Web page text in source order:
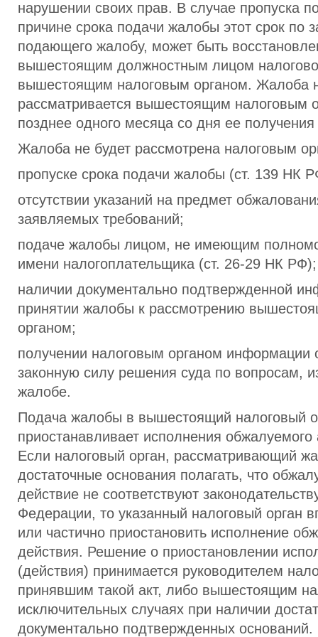
нарушении своих прав. В случае пропуска
причине срока подачи жалобы этот срок по
подающего жалобу, может быть
вышестоящим должностным лицом
вышестоящим налоговым органом. Жалоба
рассматривается вышестоящим налоговым
позднее одного месяца со дня ее
Жалоба не будет рассмотрена налоговым
пропуске срока подачи жалобы (ст. 139 НК
отсутствии указаний на предмет
заявляемых требований;
подаче жалобы лицом, не имеющим
имени налогоплательщика (ст. 26-29 НК РФ);
наличии документально подтвержденной
принятии жалобы к рассмотрению
органом;
получении налоговым органом информации
законную силу решения суда по вопросам,
жалобе.
Подача жалобы в вышестоящий налоговый
приостанавливает исполнения обжалуемого
Если налоговый орган, рассматривающий
достаточные основания полагать, что
действие не соответствуют
Федерации, то указанный налоговый орган
или частично приостановить исполнение
действия. Решение о приостановлении
(действия) принимается руководителем
принявшим такой акт, либо вышестоящим
исключительных случаях при наличии
документально подтвержденных оснований.